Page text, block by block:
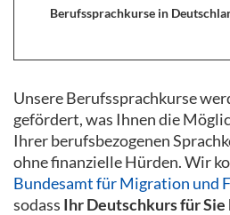
Berufssprachkurse in
Unsere Berufssprachkurse
gefördert, was Ihnen die
Ihrer berufsbezogenen
ohne finanzielle Hürden. Wir
Bundesamt für Migration und
sodass Ihr Deutschkurs für